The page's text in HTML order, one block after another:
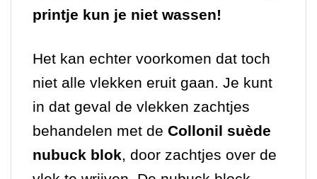
printje kun je niet wassen!
Het kan echter voorkomen dat toch
niet alle vlekken eruit gaan. Je kunt
in dat geval de vlekken zachtjes
behandelen met de Collonil suède
nubuck blok, door zachtjes over de